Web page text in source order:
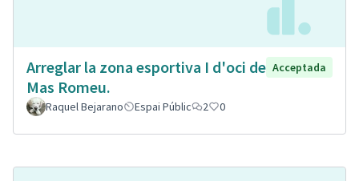
Arreglar la zona esportiva I d'oci de
Mas Romeu.
Acceptada
Raquel Bejarano Espai Públic 2 0